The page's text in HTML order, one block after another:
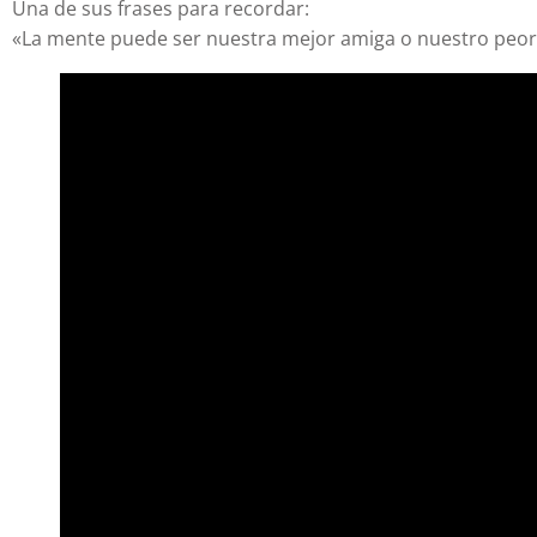
Una de sus frases para recordar:
«La mente puede ser nuestra mejor amiga o nuestro